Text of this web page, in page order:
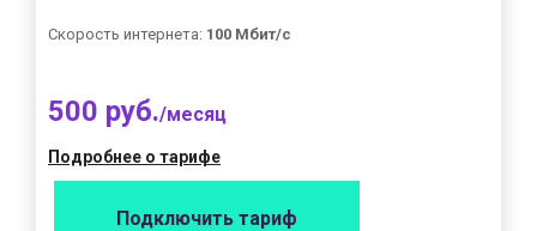
Скорость интернета: 100 Мбит/с
500 руб./месяц
Подробнее о тарифе
Подключить тариф